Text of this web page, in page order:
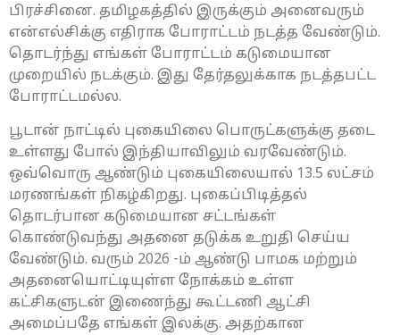
பிரச்சினை. தமிழகத்தில் இருக்கும் அனைவரும்
என்எல்சிக்கு எதிராக போராட்டம் நடத்த வேண்டும்.
தொடர்ந்து எங்கள் போராட்டம் கடுமையான
முறையில் நடக்கும். இது தேர்தலுக்காக நடத்தபட்ட
போராட்டமல்ல.
பூடான் நாட்டில் புகையிலை பொருட்களுக்கு தடை
உள்ளது போல் இந்தியாவிலும் வரவேண்டும்.
ஒவ்வொரு ஆண்டும் புகையிலையால் 13.5 லட்சம்
மரணங்கள் நிகழ்கிறது. புகைப்பிடித்தல்
தொடர்பான கடுமையான சட்டங்கள்
கொண்டுவந்து அதனை தடுக்க உறுதி செய்ய
வேண்டும். வரும் 2026 -ம் ஆண்டு பாமக மற்றும்
அதனையொட்டியுள்ள நோக்கம் உள்ள
கட்சிகளுடன் இணைந்து கூட்டணி ஆட்சி
அமைப்பதே எங்கள் இலக்கு. அதற்கான